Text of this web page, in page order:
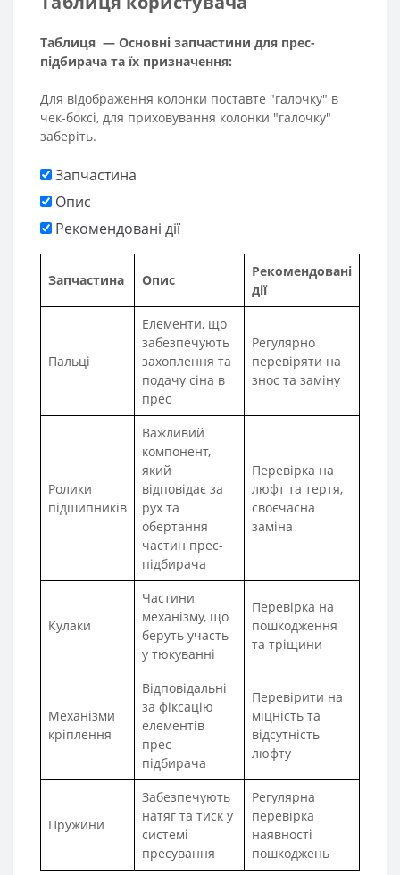
Таблиця — Основні запчастини для прес-
підбирача та їх призначення:
Для відображення колонки поставте "галочку" в
чек-боксі, для приховування колонки "галочку"
заберіть.
Запчастина
Опис
Рекомендовані дії
Запчастина Опис
Рекомендовані
дії
Пальці
Елементи, що
забезпечують
захоплення та
подачу сіна в
прес
Регулярно
перевіряти на
знос та заміну
Ролики
підшипників
Важливий
компонент,
який
відповідає за
рух та
обертання
частин прес-
підбирача
Перевірка на
люфт та тертя,
своєчасна
заміна
Кулаки
Частини
механізму, що
беруть участь
у тюкуванні
Перевірка на
пошкодження
та тріщини
Механізми
кріплення
Відповідальні
за фіксацію
елементів
прес-
підбирача
Перевірити на
міцність та
відсутність
люфту
Пружини
Забезпечують
натяг та тиск у
системі
пресування
Регулярна
перевірка
наявності
пошкоджень